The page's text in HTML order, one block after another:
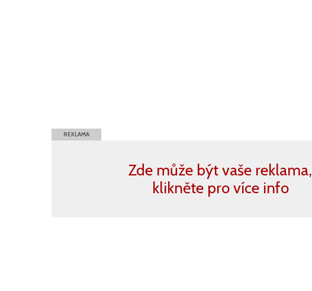
REKLAMA
Zde může být vaše reklama,
klikněte pro více info